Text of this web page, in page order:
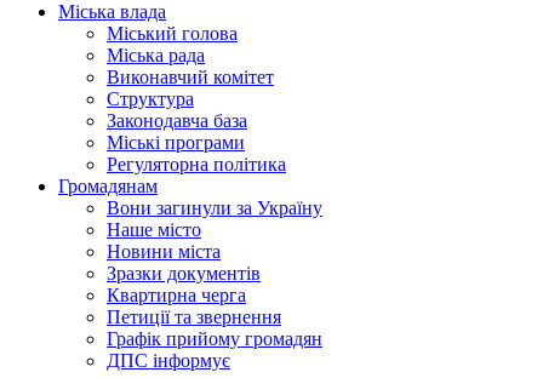
Міська влада
Міський голова
Міська рада
Виконавчий комітет
Структура
Законодавча база
Міські програми
Регуляторна політика
Громадянам
Вони загинули за Україну
Наше місто
Новини міста
Зразки документів
Квартирна черга
Петиції та звернення
Графік прийому громадян
ДПС інформує